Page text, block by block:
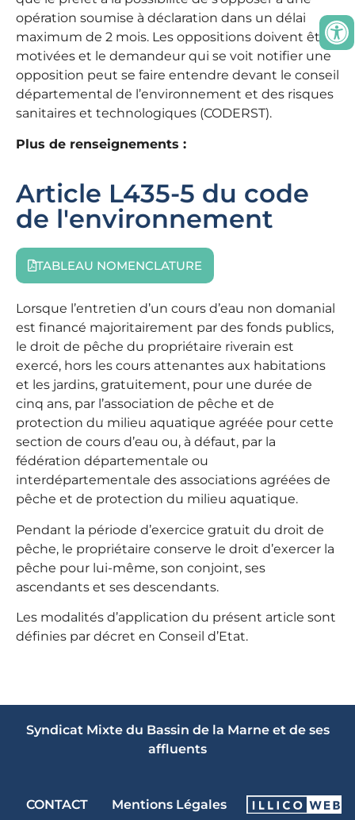
opération soumise à déclaration dans un délai
maximum de 2 mois. Les oppositions doivent être
motivées et le demandeur qui se voit notifier une
opposition peut se faire entendre devant le conseil
départemental de l’environnement et des risques
sanitaires et technologiques (CODERST).
Plus de renseignements :
Article L435-5 du code
de l'environnement
TABLEAU NOMENCLATURE
Lorsque l’entretien d’un cours d’eau non domanial
est financé majoritairement par des fonds publics,
le droit de pêche du propriétaire riverain est
exercé, hors les cours attenantes aux habitations
et les jardins, gratuitement, pour une durée de
cinq ans, par l’association de pêche et de
protection du milieu aquatique agréée pour cette
section de cours d’eau ou, à défaut, par la
fédération départementale ou
interdépartementale des associations agréées de
pêche et de protection du milieu aquatique.
Pendant la période d’exercice gratuit du droit de
pêche, le propriétaire conserve le droit d’exercer la
pêche pour lui-même, son conjoint, ses
ascendants et ses descendants.
Les modalités d’application du présent article sont
définies par décret en Conseil d’Etat.
Syndicat Mixte du Bassin de la Marne et de ses
affluents
CONTACT Mentions Légales